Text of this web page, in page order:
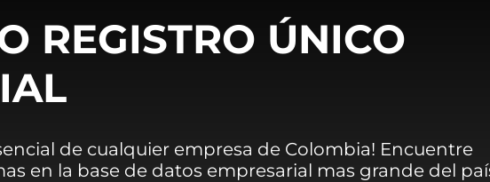
REGISTRO ÚNICO
de cualquier empresa de Colombia! Encuentre
en la base de datos empresarial mas grande del